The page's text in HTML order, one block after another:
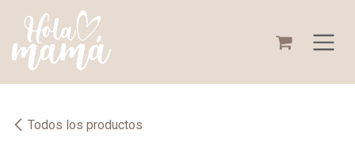
Todos los productos